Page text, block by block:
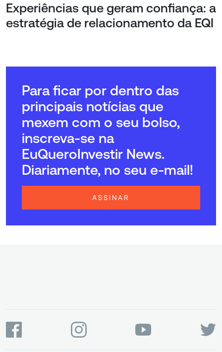
Experiências que geram confiança: a
estratégia de relacionamento da EQI
Para ficar por dentro das
principais notícias que
mexem com o seu bolso,
inscreva-se na
EuQueroInvestir News.
Diariamente, no seu e-mail!
ASSINAR